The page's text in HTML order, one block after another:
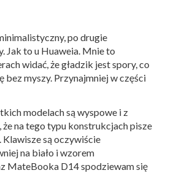
po drugie
Jak to u Huaweia. Mnie to
widać, że gładzik jest spory, co
bez myszy. Przynajmniej w części
modelach są wyspowe i z
na tego typu konstrukcjach pisze
są oczywiście
na biało i wzorem
MateBooka D14 spodziewam się